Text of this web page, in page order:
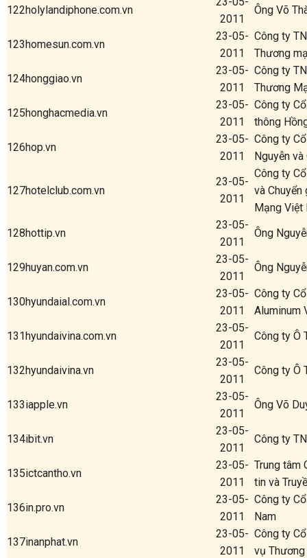
122holylandiphone.com.vn
2011
Ông Võ
123homesun.com.vn
23-05-
2011
Công ty
Thương
124honggiao.vn
23-05-
2011
Công ty
Thương
125honghacmedia.vn
23-05-
2011
Công ty
thông
126hop.vn
23-05-
2011
Công ty
Nguyễn
127hotelclub.com.vn
23-05-
2011
Công ty
và Chuyển
Mạng Việt
128hottip.vn
23-05-
2011
Ông
129huyan.com.vn
23-05-
2011
Ông
130hyundaial.com.vn
23-05-
2011
Công ty
Aluminum
131hyundaivina.com.vn
23-05-
2011
Công ty Ô
132hyundaivina.vn
23-05-
2011
Công ty Ô
133iapple.vn
23-05-
2011
Ông Võ
134ibit.vn
23-05-
2011
Công ty
135ictcantho.vn
23-05-
2011
Trung tâm
tin và
136in.pro.vn
23-05-
2011
Công ty
Nam
137inanphat.vn
23-05-
2011
Công ty
vụ